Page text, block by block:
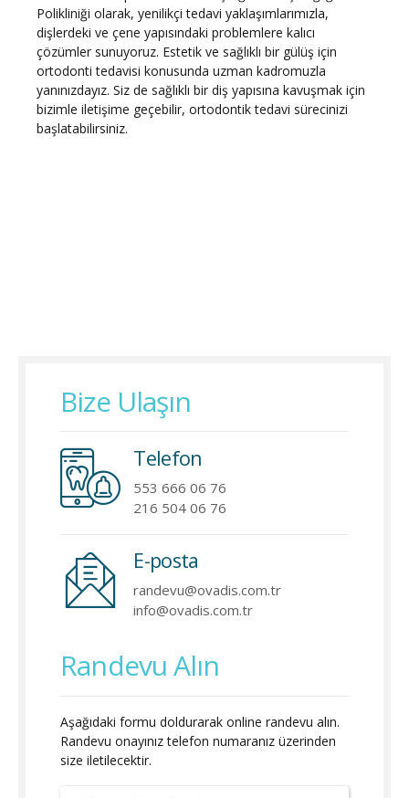
Polikliniği olarak, yenilikçi tedavi yaklaşımlarımızla,
dişlerdeki ve çene yapısındaki problemlere kalıcı
çözümler sunuyoruz. Estetik ve sağlıklı bir gülüş için
ortodonti tedavisi konusunda uzman kadromuzla
yanınızdayız. Siz de sağlıklı bir diş yapısına kavuşmak için
bizimle iletişime geçebilir, ortodontik tedavi sürecinizi
başlatabilirsiniz.
Bize Ulaşın
Telefon
553 666 06 76
216 504 06 76
E-posta
randevu@ovadis.com.tr
info@ovadis.com.tr
Randevu Alın
Aşağıdaki formu doldurarak online randevu alın.
Randevu onayınız telefon numaranız üzerinden
size iletilecektir.